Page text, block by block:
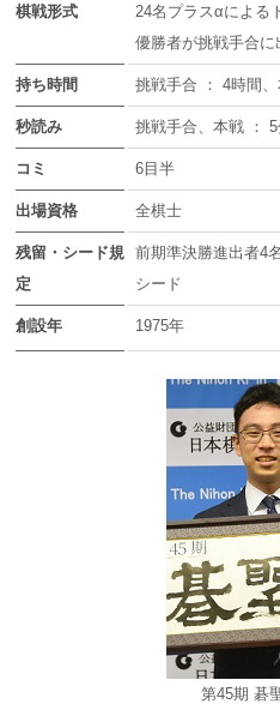
棋戦形式
24名プラスαによる
優勝者が挑戦手合に
持ち時間 挑戦手合 ： 4時間
秒読み 挑戦手合、本戦 ：
コミ 6目半
出場資格 全棋士
残留・シード規
定
前期準決勝進出者4
シード
創設年 1975年
第45期 碁